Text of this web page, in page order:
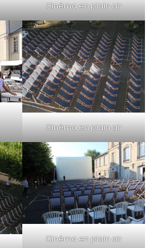
Cinéma en plain air
Cinéma en plain air
Cinéma en plain air